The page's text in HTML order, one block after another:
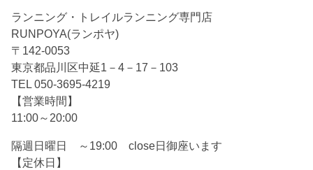
ランニング・トレイルランニング専門店
RUNPOYA(ランポヤ)
〒142-0053
東京都品川区中延1－4－17－103
TEL 050-3695-4219
【営業時間】
11:00～20:00
隔週日曜日 ～19:00 close日御座います
【定休日】